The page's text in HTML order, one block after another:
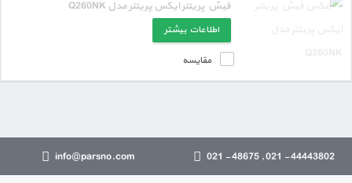
فیش پرینتر ایکس پرینتر مدل Q260NK
اطلاعات بیشتر
مقایسه
44443802 - 021 , 48675 - 021
info@parsno.com